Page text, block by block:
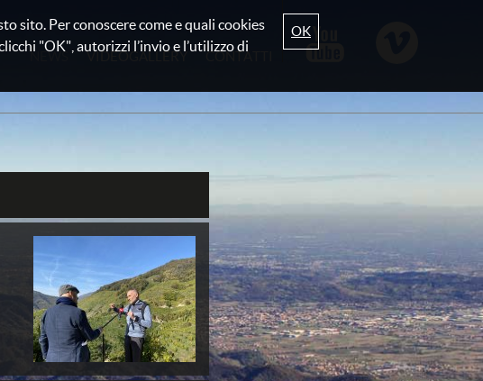
sito. Per conoscere come e quali cookies
"OK", autorizzi l’invio e l’utilizzo di
OK
NEWS VIDEOGALLERY CONTATTI